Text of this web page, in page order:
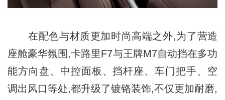
在配色与材质更加时尚高端之外,为了营造
座舱豪华氛围,卡路里F7与王牌M7自动挡在多功
能方向盘、中控面板、挡杆座、车门把手、空
调出风口等处,都升级了镀铬装饰,不仅更加耐磨,